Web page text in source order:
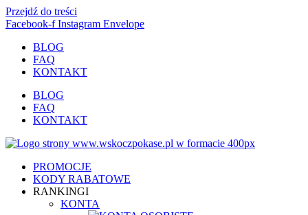
Przejdź do treści
Facebook-f Instagram Envelope
BLOG
FAQ
KONTAKT
BLOG
FAQ
KONTAKT
PROMOCJE
KODY RABATOWE
RANKINGI
KONTA